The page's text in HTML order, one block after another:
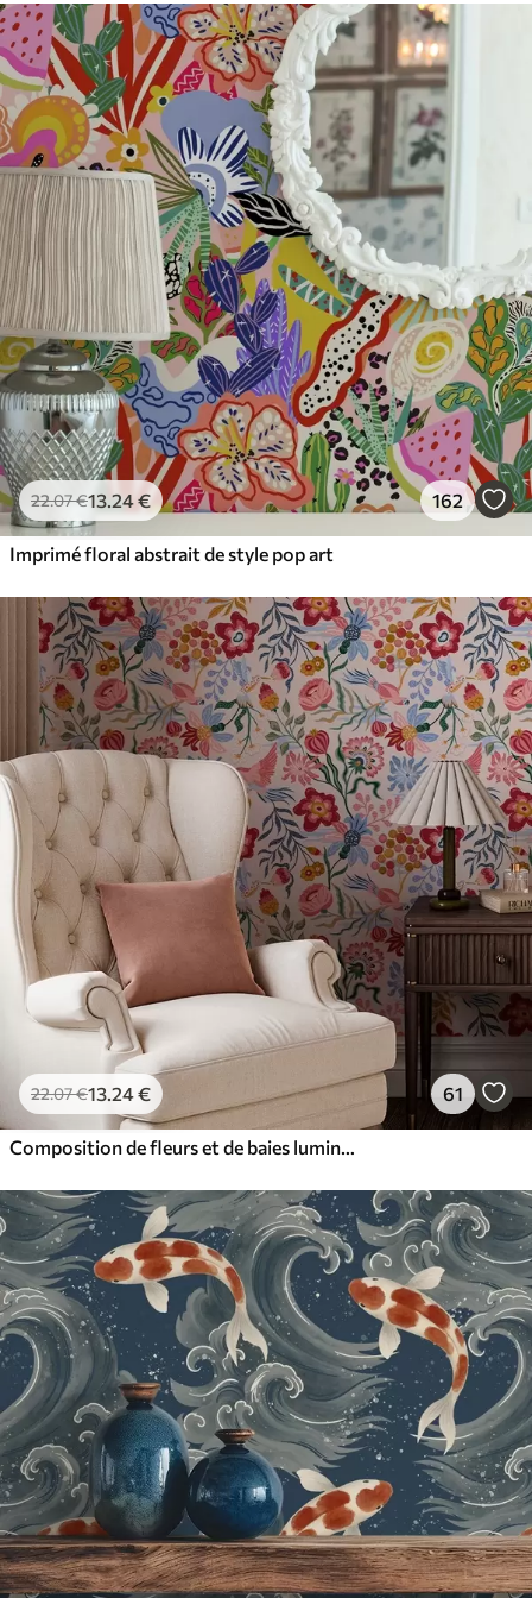
Vinyle Premium
65.0039.00 €/m²
22.07€13.24€ 162
Imprimé floral abstrait de style pop art
22.07€13.24€ 61
Composition de fleurs et de baies lumineuses avec des perroquets